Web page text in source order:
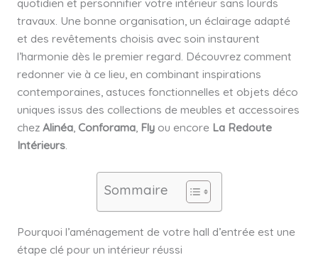
quotidien et personnifier votre intérieur sans lourds
travaux. Une bonne organisation, un éclairage adapté
et des revêtements choisis avec soin instaurent
l’harmonie dès le premier regard. Découvrez comment
redonner vie à ce lieu, en combinant inspirations
contemporaines, astuces fonctionnelles et objets déco
uniques issus des collections de meubles et accessoires
chez Alinéa, Conforama, Flyou encore La Redoute
Intérieurs.
Sommaire
Pourquoi l’aménagement de votre hall d’entrée est une
étape clé pour un intérieur réussi